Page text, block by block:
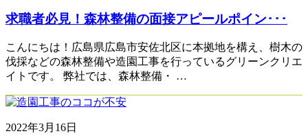
求職者必見！森林整備の面接アピールポイン･･･
こんにちは！広島県広島市安佐北区に本拠地を構え、樹木の
伐採などの森林整備や造園工事を行っているグリーンクリエ
イトです。 弊社では、森林整備・ …
2022年3月16日